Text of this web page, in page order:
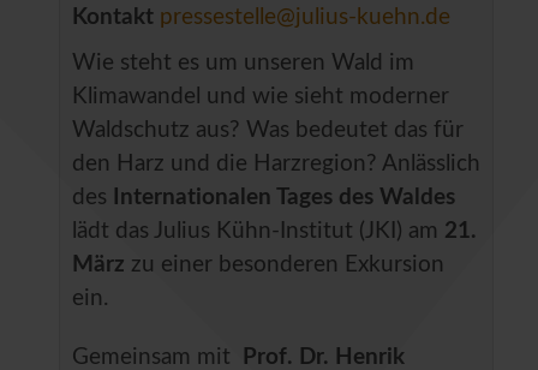
Kontakt pressestelle@julius-kuehn.de
Wie steht es um unseren Wald im
Klimawandel und wie sieht moderner
Waldschutz aus? Was bedeutet das für
den Harz und die Harzregion? Anlässlich
des
Internationalen Tages des Waldes
lädt das Julius Kühn-Institut (JKI) am 21.
März zu einer besonderen Exkursion
ein.
Gemeinsam mit
Prof. Dr. Henrik